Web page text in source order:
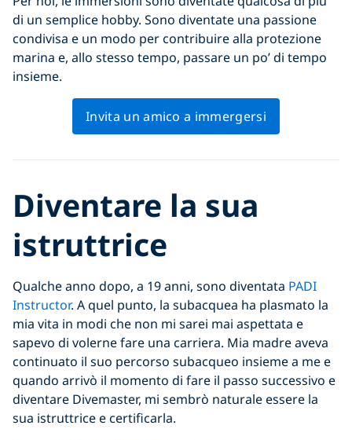
di un semplice hobby. Sono diventate una passione
condivisa e un modo per contribuire alla protezione
marina e, allo stesso tempo, passare un po’ di tempo
insieme.
Invita un amico a immergersi
Diventare la sua
istruttrice
Qualche anno dopo, a 19 anni, sono diventata PADI
Instructor. A quel punto, la subacquea ha plasmato la
mia vita in modi che non mi sarei mai aspettata e
sapevo di volerne fare una carriera. Mia madre aveva
continuato il suo percorso subacqueo insieme a me e
quando arrivò il momento di fare il passo successivo e
diventare Divemaster, mi sembrò naturale essere la
sua istruttrice e certificarla.